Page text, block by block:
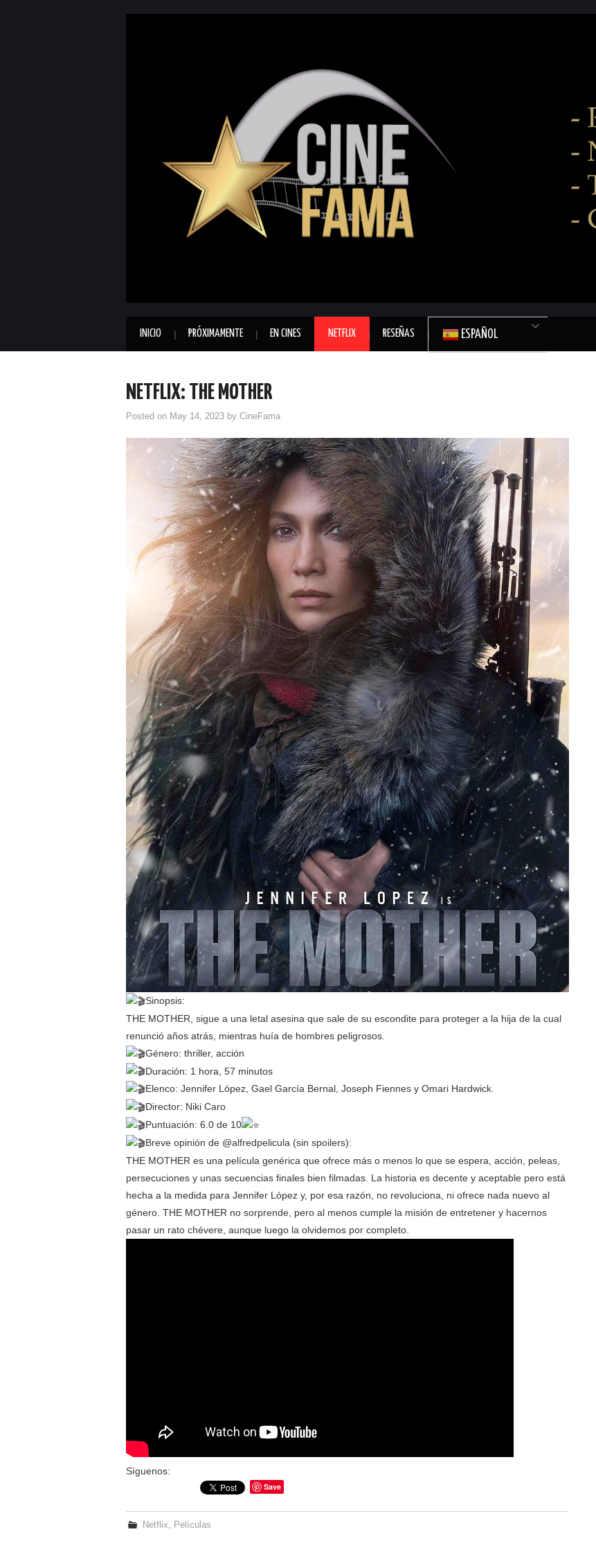
INICIO PRÓXIMAMENTE EN CINES NETFLIX RESEÑAS ESPAÑOL
NETFLIX: THE MOTHER
Posted on May 14, 2023 by CineFama
Sinopsis:
THE MOTHER, sigue a una letal asesina que sale de su escondite para proteger a la hija de la cual
renunció años atrás, mientras huía de hombres peligrosos.
Género: thriller, acción
Duración: 1 hora, 57 minutos
Elenco: Jennifer López, Gael García Bernal, Joseph Fiennes y Omari Hardwick.
Director: Niki Caro
Puntuación: 6.0 de 10
Breve opinión de @alfredpelicula (sin spoilers):
THE MOTHER es una película genérica que ofrece más o menos lo que se espera, acción, peleas,
persecuciones y unas secuencias finales bien filmadas. La historia es decente y aceptable pero está
hecha a la medida para Jennifer López y, por esa razón, no revoluciona, ni ofrece nada nuevo al
género. THE MOTHER no sorprende, pero al menos cumple la misión de entretener y hacernos
pasar un rato chévere, aunque luego la olvidemos por completo.
Síguenos:
Save
Netflix, Películas